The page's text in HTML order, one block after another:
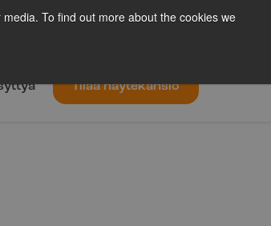
To find out more about the cookies we
Uutiskirje Blogi Fi
Tilaa näytekansio